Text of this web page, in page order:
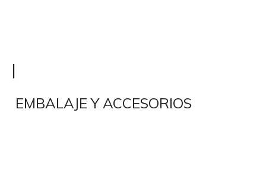
|
EMBALAJE Y ACCESORIOS